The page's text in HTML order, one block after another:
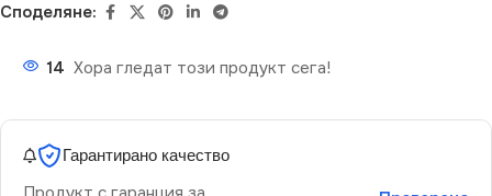
Споделяне:
14 Хора гледат този продукт сега!
Гарантирано качество